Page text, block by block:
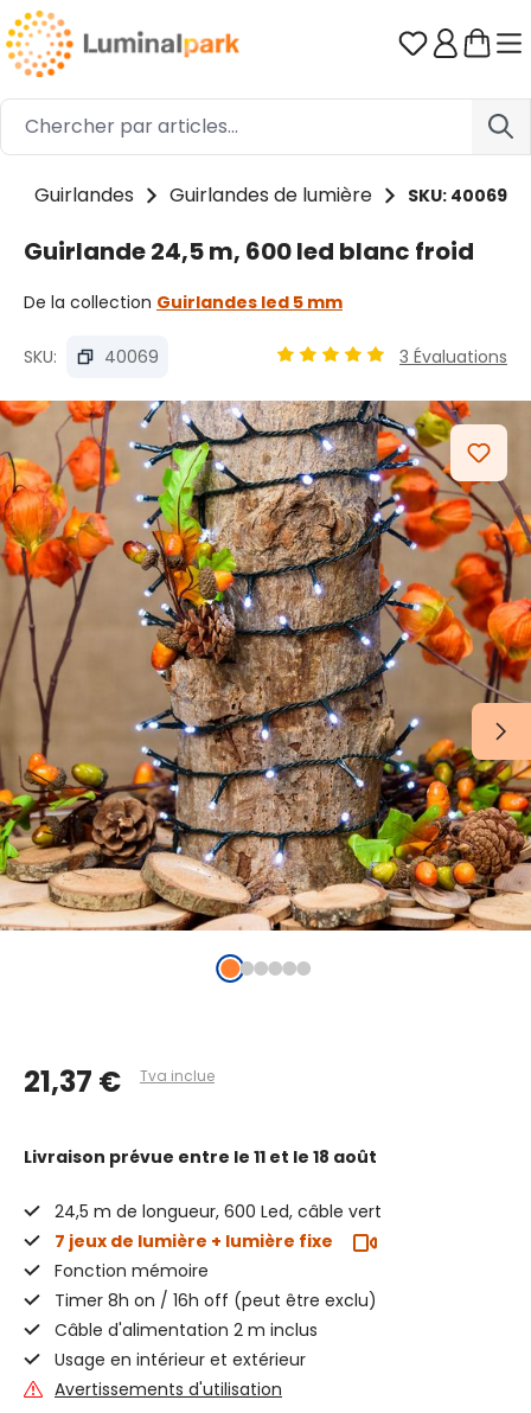
Passer au contenu principal Vous avez
Guirlandes Guirlandes de lumière SKU: 40069
Guirlande 24,5 m, 600 led blanc froid
De la collection Guirlandes led 5 mm
SKU: 40069 3 Évaluations
Ignorer la galerie d'images
21,37 € Tva inclue
Livraison prévue entre le 11 et le 18 août
24,5 m de longueur, 600 Led, câble vert
7 jeux de lumière + lumière fixe
Fonction mémoire
Timer 8h on / 16h off (peut être exclu)
Câble d'alimentation 2 m inclus
Usage en intérieur et extérieur
Avertissements d'utilisation